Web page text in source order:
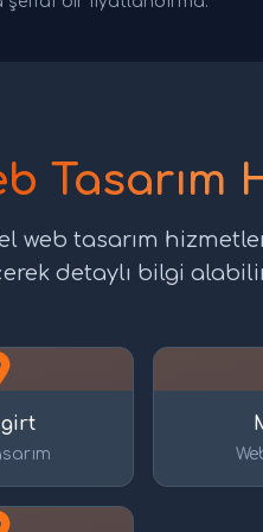
Tasarım
web tasarım
detaylı bilgi